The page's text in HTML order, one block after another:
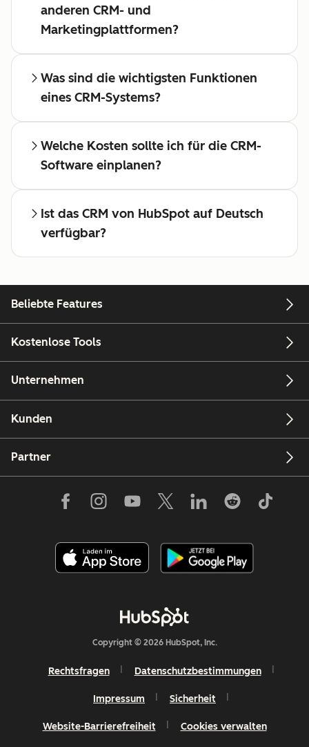
anderen CRM- und
Marketingplattformen?
Was sind die wichtigsten Funktionen
eines CRM-Systems?
Welche Kosten sollte ich für die CRM-
Software einplanen?
Ist das CRM von HubSpot auf Deutsch
verfügbar?
Beliebte Features
Kostenlose Tools
Unternehmen
Kunden
Partner
Copyright © 2026 HubSpot, Inc.
Rechtsfragen Datenschutzbestimmungen
Impressum Sicherheit
Website-Barrierefreiheit Cookies verwalten